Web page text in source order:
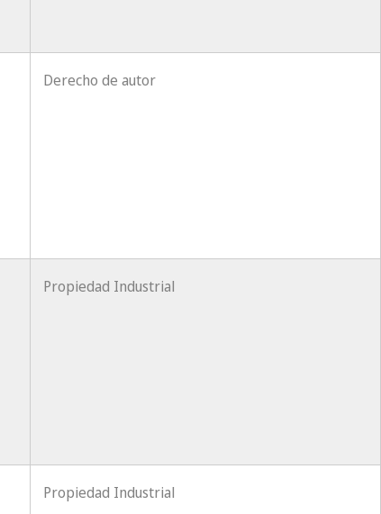
Derecho de autor
Propiedad Industrial
Propiedad Industrial